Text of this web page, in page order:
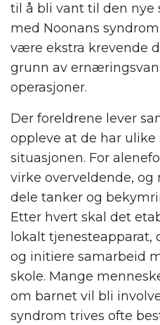
til å bli vant til den nye
med Noonans
være ekstra krevende
grunn av
operasjoner.
Der foreldrene lever
oppleve at de har
situasjonen. For
virke overveldende, og
dele tanker og
Etter hvert skal det
lokalt tjenesteapparat,
og initiere samarbeid
skole. Mange
om barnet vil bli
syndrom trives ofte